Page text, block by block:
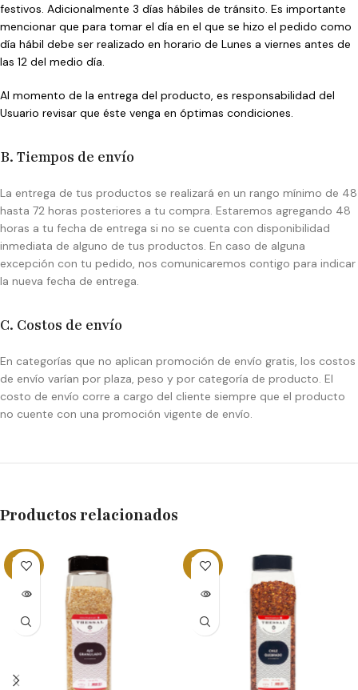
festivos. Adicionalmente 3 días hábiles de tránsito. Es importante
mencionar que para tomar el día en el que se hizo el pedido como
día hábil debe ser realizado en horario de Lunes a viernes antes de
las 12 del medio día.
Al momento de la entrega del producto, es responsabilidad del
Usuario revisar que éste venga en óptimas condiciones.
B. Tiempos de envío
La entrega de tus productos se realizará en un rango mínimo de 48
hasta 72 horas posteriores a tu compra. Estaremos agregando 48
horas a tu fecha de entrega si no se cuenta con disponibilidad
inmediata de alguno de tus productos. En caso de alguna
excepción con tu pedido, nos comunicaremos contigo para indicar
la nueva fecha de entrega.
C. Costos de envío
En categorías que no aplican promoción de envío gratis, los costos
de envío varían por plaza, peso y por categoría de producto. El
costo de envío corre a cargo del cliente siempre que el producto
no cuente con una promoción vigente de envío.
Productos relacionados
SOLD
OUT
SOLD
OUT